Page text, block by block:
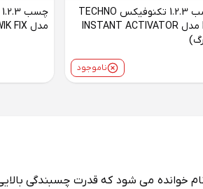
چسب 1.2.3 تکنوفیکس TECHNO
FIX مدل INSTANT ACTIVATOR
ناموجود
مدل KWIK FIX
ترین چسب‌ های موجود در حال حاضر است. چسب 1 2 3 از این رو به این نام خوانده می‌ شود